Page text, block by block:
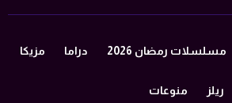
مسلسلات رمضان 2026 دراما مزيكا
ريلز منوعات